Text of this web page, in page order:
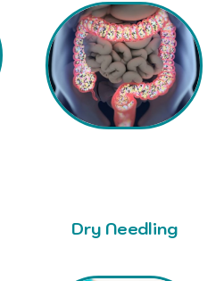
Dry Needling